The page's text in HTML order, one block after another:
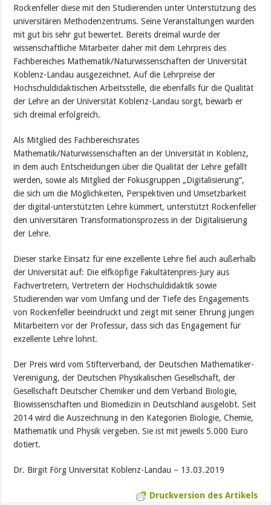
Rockenfeller diese mit den Studierenden unter Unterstützung des
universitären Methodenzentrums. Seine Veranstaltungen wurden
mit gut bis sehr gut bewertet. Bereits dreimal wurde der
wissenschaftliche Mitarbeiter daher mit dem Lehrpreis des
Fachbereiches Mathematik/Naturwissenschaften der Universität
Koblenz-Landau ausgezeichnet. Auf die Lehrpreise der
Hochschuldidaktischen Arbeitsstelle, die ebenfalls für die Qualität
der Lehre an der Universität Koblenz-Landau sorgt, bewarb er
sich dreimal erfolgreich.
Als Mitglied des Fachbereichsrates
Mathematik/Naturwissenschaften an der Universität in Koblenz,
in dem auch Entscheidungen über die Qualität der Lehre gefällt
werden, sowie als Mitglied der Fokusgruppen „Digitalisierung“,
die sich um die Möglichkeiten, Perspektiven und Umsetzbarkeit
der digital-unterstützten Lehre kümmert, unterstützt Rockenfeller
den universitären Transformationsprozess in der Digitalisierung
der Lehre.
Dieser starke Einsatz für eine exzellente Lehre fiel auch außerhalb
der Universität auf: Die elfköpfige Fakultätenpreis-Jury aus
Fachvertretern, Vertretern der Hochschuldidaktik sowie
Studierenden war vom Umfang und der Tiefe des Engagements
von Rockenfeller beeindruckt und zeigt mit seiner Ehrung jungen
Mitarbeitern vor der Professur, dass sich das Engagement für
exzellente Lehre lohnt.
Der Preis wird vom Stifterverband, der Deutschen Mathematiker-
Vereinigung, der Deutschen Physikalischen Gesellschaft, der
Gesellschaft Deutscher Chemiker und dem Verband Biologie,
Biowissenschaften und Biomedizin in Deutschland ausgelobt. Seit
2014 wird die Auszeichnung in den Kategorien Biologie, Chemie,
Mathematik und Physik vergeben. Sie ist mit jeweils 5.000 Euro
dotiert.
Dr. Birgit Förg Universität Koblenz-Landau – 13.03.2019
Druckversion des Artikels